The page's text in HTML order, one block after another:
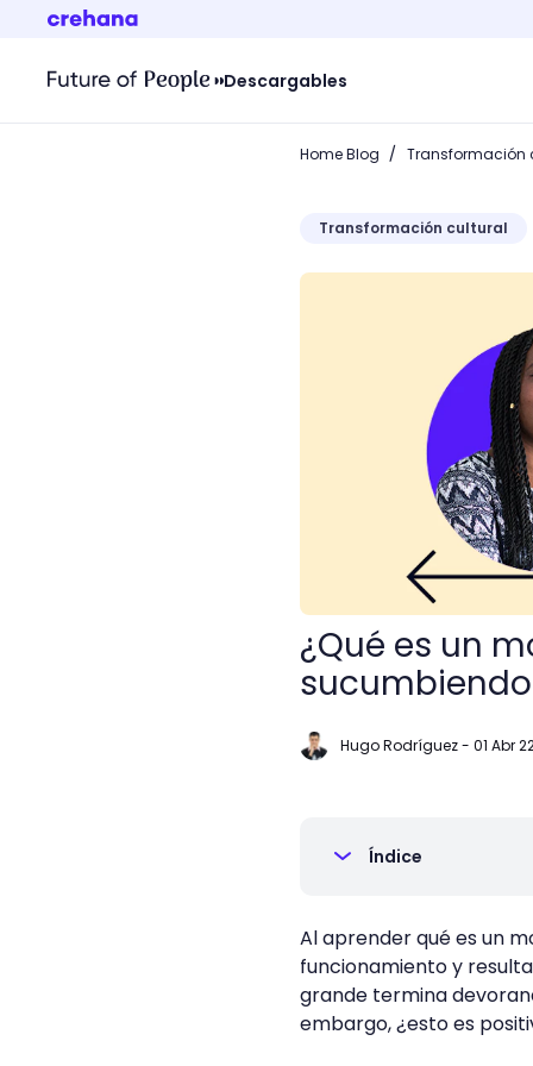
Descargables
Home Blog / Transformación
Transformación cultural
¿Qué es un monopolio?
¿Qué es un
Hugo Rodríguez- 01 Abr
Índice
Al aprender qué es un
funcionamiento y
grande termina
embargo, ¿esto es